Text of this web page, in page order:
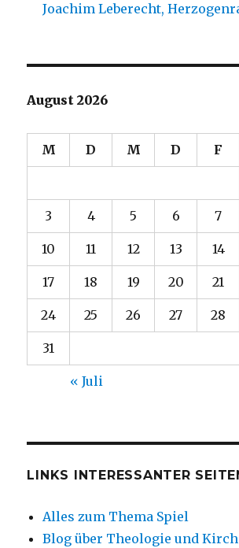
Joachim Leberecht,
August 2026
M D M D F
3 4 5 6 7
10 11 12 13 14
17 18 19 20 21
24 25 26 27 28
31
« Juli
LINKS INTERESSANTER
Alles zum Thema Spiel
Blog über Theologie und